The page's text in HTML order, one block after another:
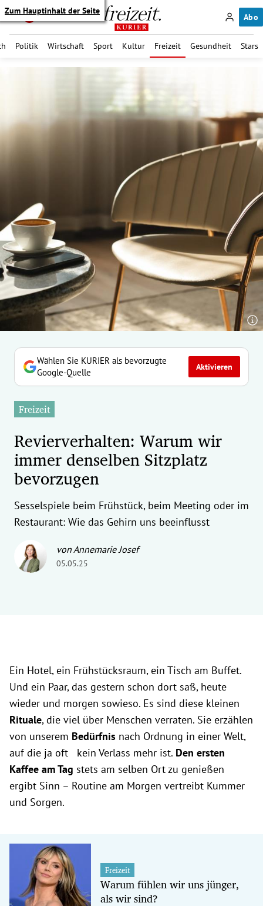
Zum Hauptinhalt der Seite
Abo
Politik Wirtschaft Sport Kultur Freizeit Gesundheit Stars
Untermenü
Untermenü
Untermenü
Untermenü
Untermenü
Untermenü
Untermenü
Untermenü
Untermenü
Untermenü
Wählen Sie KURIER als bevorzugte
Google-Quelle
Aktivieren
Freizeit
Revierverhalten: Warum wir
immer denselben Sitzplatz
bevorzugen
Sesselspiele beim Frühstück, beim Meeting oder im
Restaurant: Wie das Gehirn uns beeinflusst
von Annemarie Josef
05.05.25
Ein Hotel, ein Frühstücksraum, ein Tisch am Buffet.
Und ein Paar, das gestern schon dort saß, heute
wieder und morgen sowieso. Es sind diese kleinen
Rituale, die viel über Menschen verraten. Sie erzählen
von unserem Bedürfnis nach Ordnung in einer Welt,
auf die ja oft kein Verlass mehr ist. Den ersten
Kaffee am Tag stets am selben Ort zu genießen
ergibt Sinn – Routine am Morgen vertreibt Kummer
und Sorgen.
Freizeit
Warum fühlen wir uns jünger,
als wir sind?